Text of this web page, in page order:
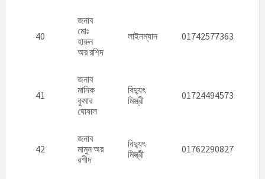
40
জনাব
মোঃ
হারুন
অর রশিদ
লাইনম্যান 01742577363
41
জনাব
মানিক
কুমার
ঘোষাল
বিদ্যুৎ
মিস্ত্রী
01724494573
42
জনাব
মামুন অর
রশীদ
বিদ্যুৎ
মিস্ত্রী
01762290827